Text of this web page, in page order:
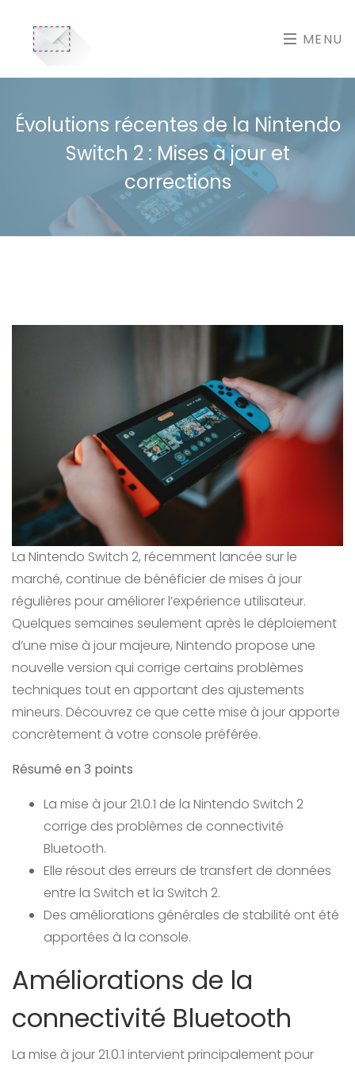
MENU
Évolutions récentes de la Nintendo
Switch 2 : Mises à jour et
corrections
La Nintendo Switch 2, récemment lancée sur le
marché, continue de bénéficier de mises à jour
régulières pour améliorer l’expérience utilisateur.
Quelques semaines seulement après le déploiement
d’une mise à jour majeure, Nintendo propose une
nouvelle version qui corrige certains problèmes
techniques tout en apportant des ajustements
mineurs. Découvrez ce que cette mise à jour apporte
concrètement à votre console préférée.
Résumé en 3 points
La mise à jour 21.0.1 de la Nintendo Switch 2
corrige des problèmes de connectivité
Bluetooth.
Elle résout des erreurs de transfert de données
entre la Switch et la Switch 2.
Des améliorations générales de stabilité ont été
apportées à la console.
Améliorations de la
connectivité Bluetooth
La mise à jour 21.0.1 intervient principalement pour